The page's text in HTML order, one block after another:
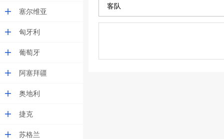
塞尔维亚
匈牙利
葡萄牙
阿塞拜疆
奥地利
捷克
苏格兰
客队